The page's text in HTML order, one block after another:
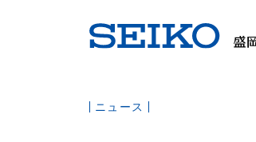
ニュース